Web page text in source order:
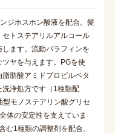
ジホスホン酸液を配合。髪
トステアリルアルコール
ます。流動パラフィンを
ヤを与えます。PGを使
肪酸アミドプロピルベタ
浄処方です（1種類配
モノステアリン酸グリセ
体の安定性を支えていま
む1種類の調整剤を配合。